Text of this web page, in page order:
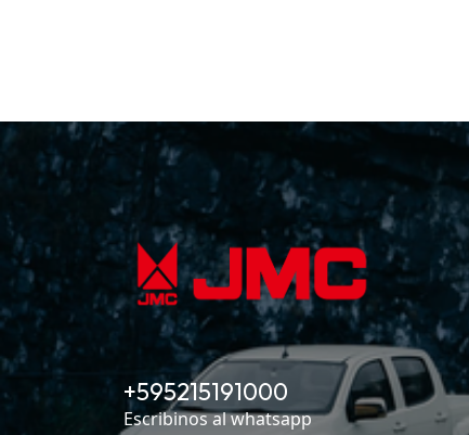
+595215191000
Escribinos al whatsapp